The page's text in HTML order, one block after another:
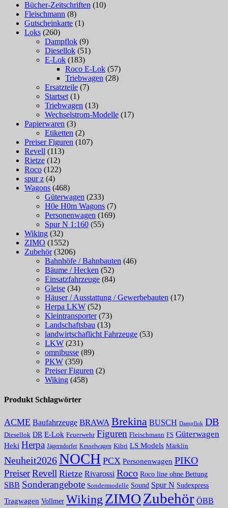
Bücher-Zeitschriften (10)
Fleischmann (8)
Gutscheinkarte (1)
Loks (260)
Dampflok (9)
Diesellok (51)
E-Lok (183)
Roco E-Lok (57)
Triebwagen (28)
Ersatzteile (7)
Startset (1)
Triebwagen (13)
Wechselstrom-Modelle (17)
Papierwaren (3)
Etiketten (2)
Preiser Figuren (107)
Revell (113)
Rietze (12)
Roco (122)
spur z (4)
Wagons (468)
Güterwagen (233)
H0e H0m Wagons (7)
Personenwagen (169)
Spur N 1:160 (55)
Wiking (32)
ZIMO (1552)
Zubehör (3206)
Bahnhöfe / Bahnbauten (46)
Bäume / Hecken (52)
Einsatzfahrzeuge (84)
Gleise (34)
Häuser / Ausstattung / Gewerbebauten (17)
Herpa LKW (52)
Kleintransporter (73)
Landschaftsbau (13)
landwirtschaflicht Fahrzeuge (53)
LKW (231)
omnibusse (89)
PKW (359)
Preiser Figuren (2)
Wiking (458)
Produkt Schlagwörter
ACME Baufahrzeuge BRAWA Brekina BUSCH Dampflok DB
Diesellok DR E-Lok Feuerwehr Figuren Fleischmann FS Güterwagen
Heki Herpa Jägerndorfer Kesselwagen Kibri LS Models Märklin
Neuheit2026NOCH PCX Personenwagen PIKO
PreiserRevell Rietze Rivarossi Roco Roco line ohne Bettung
SBB Sonderangebote Sondermodelle Sound Spur N Sudexpress
Tragwagen Vollmer Wiking ZIMOZubehör ÖBB